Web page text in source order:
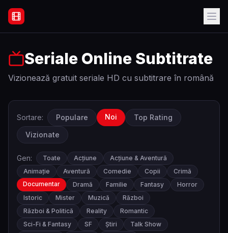
Filme Online Subtitrate - Acasă
Seriale Online Subtitrate
Vizionează gratuit seriale HD cu subtitrare în română
Sortare: Populare Noi
Top Rating
Vizionate
Gen: Toate Acțiune
Acțiune & Aventură
Animație
Aventură Comedie Copii
Crimă
Documentar
Dramă Familie Fantasy
Horror
Istoric
Mister Muzică
Război
Război & Politică
Reality
Romantic
Sci-Fi & Fantasy
SF Știri
Talk Show